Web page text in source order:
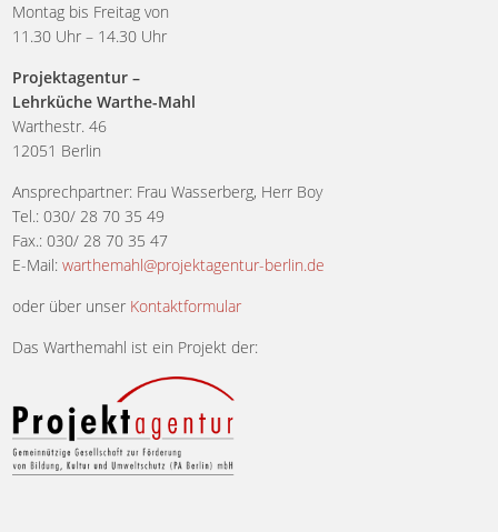
Montag bis Freitag von
11.30 Uhr – 14.30 Uhr
Projektagentur –
Lehrküche Warthe-Mahl
Warthestr. 46
12051 Berlin
Ansprechpartner: Frau Wasserberg, Herr Boy
Tel.: 030/ 28 70 35 49
Fax.: 030/ 28 70 35 47
E-Mail:warthemahl@projektagentur-berlin.de
oder über unser Kontaktformular
Das Warthemahl ist ein Projekt der: